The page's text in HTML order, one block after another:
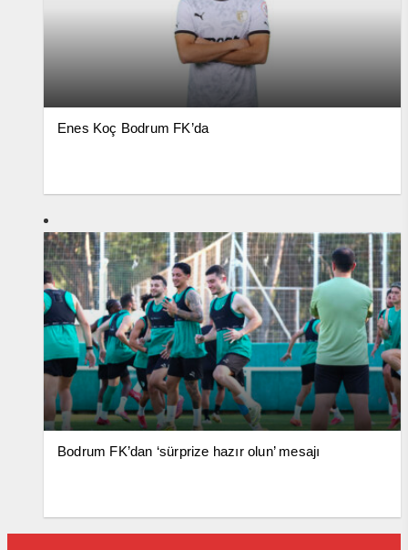
Enes Koç Bodrum FK’da
Bodrum FK’dan ‘sürprize hazır olun’ mesajı